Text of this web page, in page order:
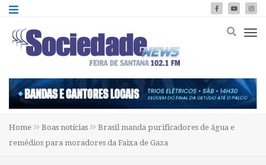
Home Boas notícias
Brasil manda purificadores de água e
remédios para moradores da Faixa de Gaza